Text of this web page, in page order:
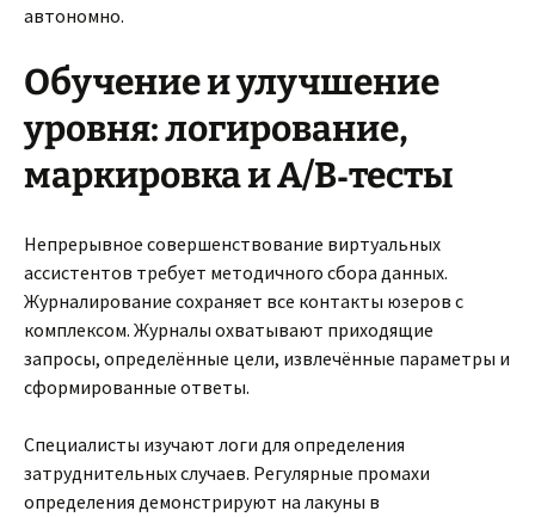
автономно.
Обучение и улучшение
уровня: логирование,
маркировка и A/B‑тесты
Непрерывное совершенствование виртуальных
ассистентов требует методичного сбора данных.
Журналирование сохраняет все контакты юзеров с
комплексом. Журналы охватывают приходящие
запросы, определённые цели, извлечённые параметры и
сформированные ответы.
Специалисты изучают логи для определения
затруднительных случаев. Регулярные промахи
определения демонстрируют на лакуны в